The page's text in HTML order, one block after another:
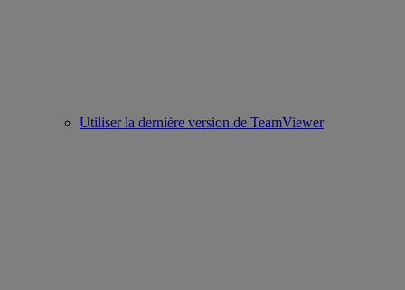
Utiliser la dernière version de TeamViewer